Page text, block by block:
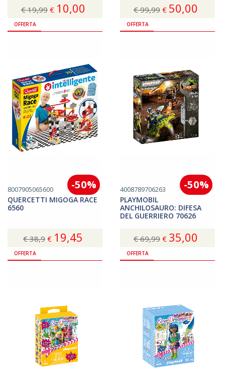
€ 19,99€ 10,00 € 99,99€ 50,00
OFFERTA
8007905065600
QUERCETTI MIGOGA RACE
6560
€ 38,9 € 19,45
-50%
OFFERTA
4008789706263
PLAYMOBIL
ANCHILOSAURO: DIFESA
DEL GUERRIERO 70626
€ 69,99€ 35,00
-50%
OFFERTA OFFERTA